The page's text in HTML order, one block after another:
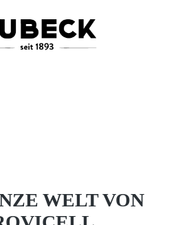
WELT VON